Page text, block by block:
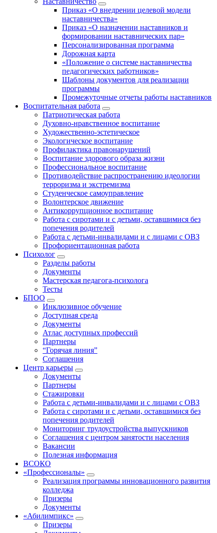
Приказ «О внедрении целевой модели
наставничества»
Приказ «О назначении наставников и
формировании наставнических пар»
Персонализированная программа
Дорожная карта
«Положение о системе наставничества
педагогических работников»
Шаблоны документов для реализации
программы
Промежуточные отчеты работы наставников
Воспитательная работа
Патриотическая работа
Духовно-нравственное воспитание
Художественно-эстетическое
Экологическое воспитание
Профилактика правонарушений
Воспитание здорового образа жизни
Профессиональное воспитание
Противодействие распространению идеологии
терроризма и экстремизма
Студенческое самоуправление
Волонтерское движение
Антикоррупционное воспитание
Работа с сиротами и с детьми, оставшимися без
попечения родителей
Работа с детьми-инвалидами и с лицами с ОВЗ
Профориентационная работа
Психолог
Разделы работы
Документы
Мастерская педагога-психолога
Тесты
БПОО
Инклюзивное обучение
Доступная среда
Документы
Атлас доступных профессий
Партнеры
“Горячая линия”
Соглашения
Центр карьеры
Документы
Партнеры
Стажировки
Работа с детьми-инвалидами и с лицами с ОВЗ
Работа с сиротами и с детьми, оставшимися без
попечения родителей
Мониторинг трудоустройства выпускников
Соглашения с центром занятости населения
Вакансии
Полезная информация
ВСОКО
«Профессионалы»
Реализация программы инновационного развития
колледжа
Призеры
Документы
«Абилимпикс»
Призеры